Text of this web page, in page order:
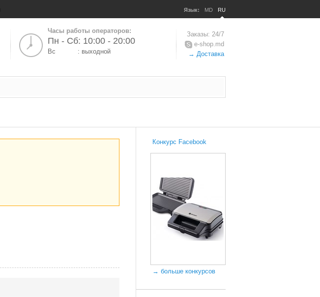
Язык: MD RU
Часы работы операторов:
Пн - Сб: 10:00 - 20:00
Вс : выходной
Заказы: 24/7
e-shop.md
→ Доставка
Конкурс Facebook
→ больше конкурсов